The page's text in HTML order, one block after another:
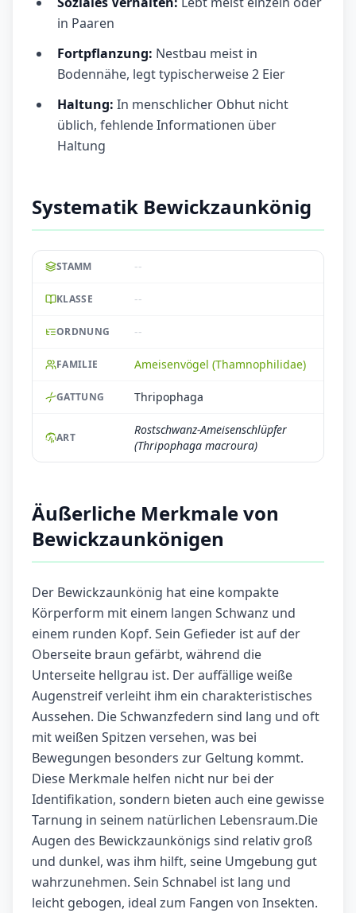
in Paaren
Fortpflanzung: Nestbau meist in
Bodennähe, legt typischerweise 2 Eier
Haltung: In menschlicher Obhut nicht
üblich, fehlende Informationen über
Haltung
Systematik Bewickzaunkönig
STAMM --
KLASSE --
ORDNUNG --
FAMILIE Ameisenvögel (Thamnophilidae)
GATTUNG Thripophaga
ART
Rostschwanz-Ameisenschlüpfer
(Thripophaga macroura)
Äußerliche Merkmale von
Bewickzaunkönigen
Der Bewickzaunkönig hat eine kompakte
Körperform mit einem langen Schwanz und
einem runden Kopf. Sein Gefieder ist auf der
Oberseite braun gefärbt, während die
Unterseite hellgrau ist. Der auffällige weiße
Augenstreif verleiht ihm ein charakteristisches
Aussehen. Die Schwanzfedern sind lang und oft
mit weißen Spitzen versehen, was bei
Bewegungen besonders zur Geltung kommt.
Diese Merkmale helfen nicht nur bei der
Identifikation, sondern bieten auch eine gewisse
Tarnung in seinem natürlichen Lebensraum.Die
Augen des Bewickzaunkönigs sind relativ groß
und dunkel, was ihm hilft, seine Umgebung gut
wahrzunehmen. Sein Schnabel ist lang und
leicht gebogen, ideal zum Fangen von Insekten.